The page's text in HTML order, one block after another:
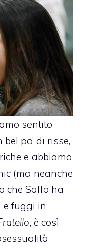
sentito
po’ di risse,
e abbiamo
(ma neanche
che Saffo ha
fuggi in
, è così